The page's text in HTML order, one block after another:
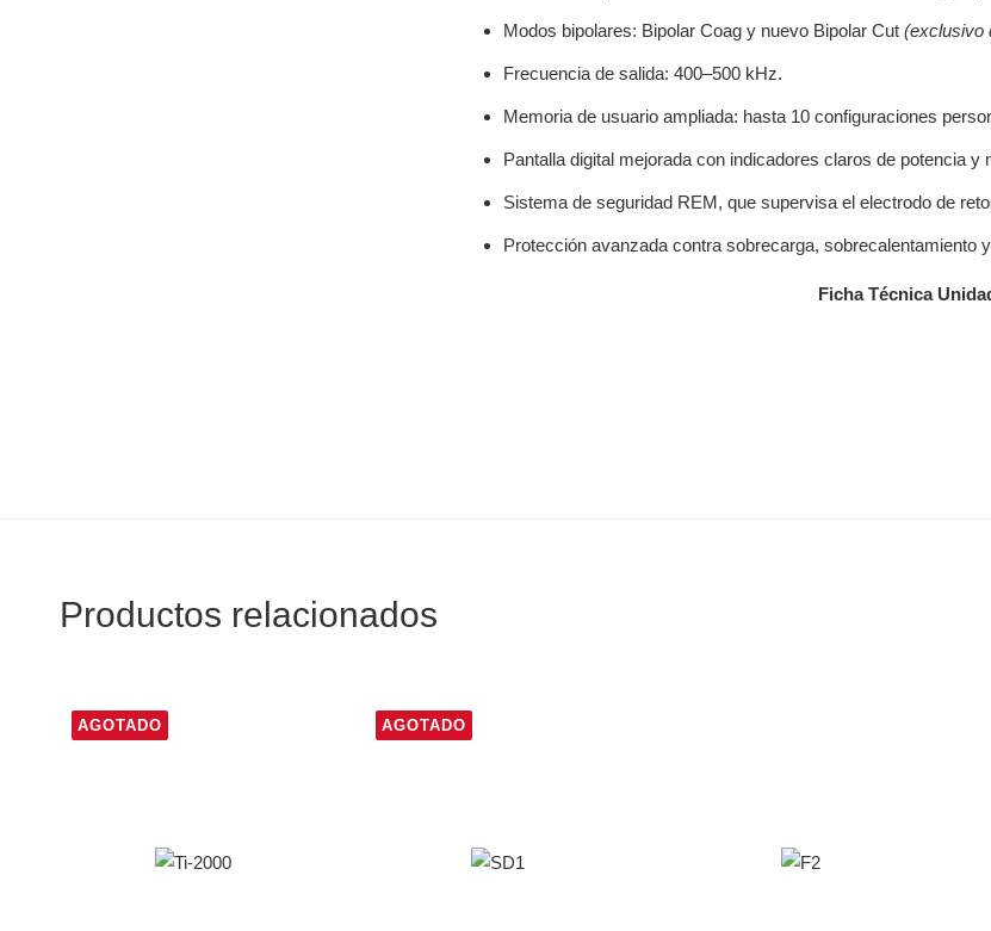
Modos bipolares: Bipolar Coag y nuevo Bipolar Cut (exclusivo
Frecuencia de salida: 400–500 kHz.
Memoria de usuario ampliada: hasta 10 configuraciones
Pantalla digital mejorada con indicadores claros de potencia y
Sistema de seguridad REM, que supervisa el electrodo de
Protección avanzada contra sobrecarga, sobrecalentamiento
Ficha Técnica
Productos relacionados
AGOTADO AGOTADO